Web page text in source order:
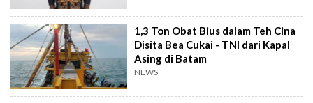
1,3 Ton Obat Bius dalam Teh Cina
Disita Bea Cukai - TNI dari Kapal
Asing di Batam
NEWS